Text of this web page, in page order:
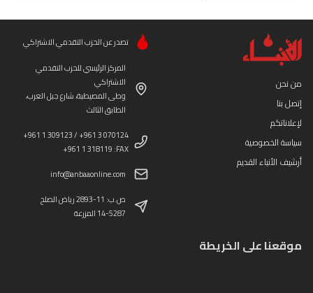
من نحن
إتصل بنا
لإعلاناتكم
سياسة الخصوصية
أرشيف الأنباء القديم
تصدر عن الحزب التقدمي الاشتراكي
المركز الرئيسي للحزب التقدمي
الاشتراكي
وطى المصيطبة، شارع جبل العرب،
الطابق الثالث
+961 1 309123 / +961 3 070124
+961 1 318119 :FAX
info@anbaaonline.com
ص.ب: 11-2893 رياض الصلح
14-5287 المزرعة
موقعنا على الخريطة